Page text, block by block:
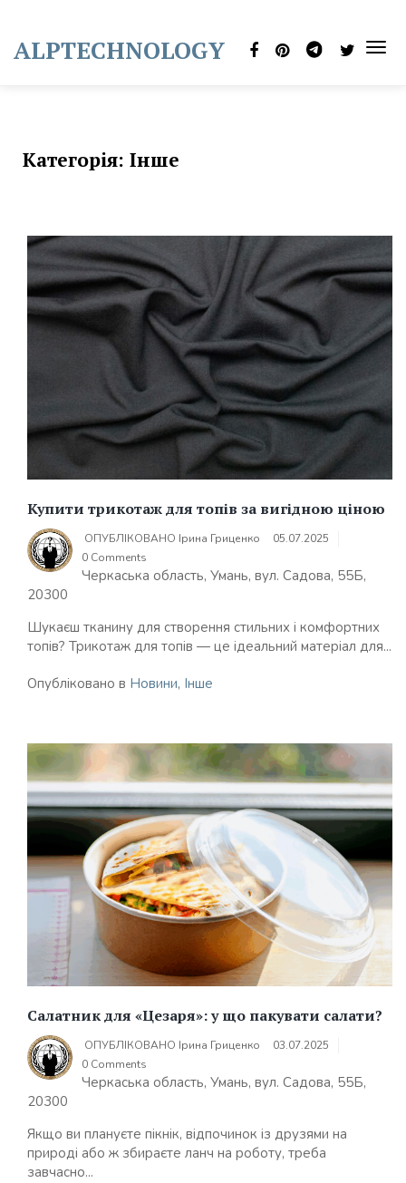
content
ALPTECHNOLOGY
Категорія: Інше
Купити трикотаж для топів за вигідною ціною
ОПУБЛІКОВАНО Ірина Гриценко
05.07.2025
0 Comments
Черкаська область, Умань, вул. Садова, 55Б,
20300
Шукаєш тканину для створення стильних і комфортних
топів? Трикотаж для топів — це ідеальний матеріал для...
Опубліковано в Новини, Інше
Салатник для «Цезаря»: у що пакувати салати?
ОПУБЛІКОВАНО Ірина Гриценко
03.07.2025
0 Comments
Черкаська область, Умань, вул. Садова, 55Б,
20300
Якщо ви плануєте пікнік, відпочинок із друзями на
природі або ж збираєте ланч на роботу, треба
завчасно...